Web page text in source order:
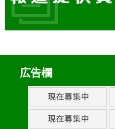
広告欄